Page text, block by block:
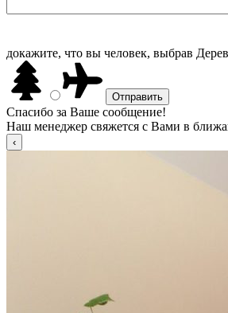
докажите, что вы человек, выбрав
Спасибо за Ваше сообщение!
Наш менеджер свяжется с Вами в